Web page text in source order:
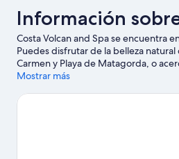
Información
Costa Volcan and Spa se encuentra
Puedes disfrutar de la belleza
Carmen y Playa de Matagorda, o
Marina Rubicón si deseas realizar
Centro de artesanía La Antigua
Mostrar más